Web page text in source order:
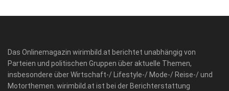
Das Onlinemagazin wirimbild.at berichtet unabhängig von
Parteien und politischen Gruppen über aktuelle Themen,
insbesondere über Wirtschaft-/ Lifestyle-/ Mode-/ Reise-/ und
Motorthemen. wirimbild.at ist bei der Berichterstattung